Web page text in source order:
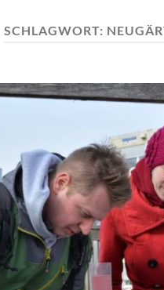
SCHLAGWORT: